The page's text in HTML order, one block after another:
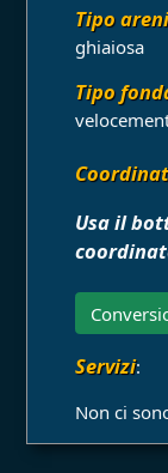
Tipo
ghiaiosa
Tipo
Usa il
Servizi:
Non ci